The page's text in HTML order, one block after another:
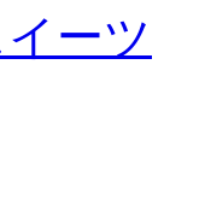
ーツ